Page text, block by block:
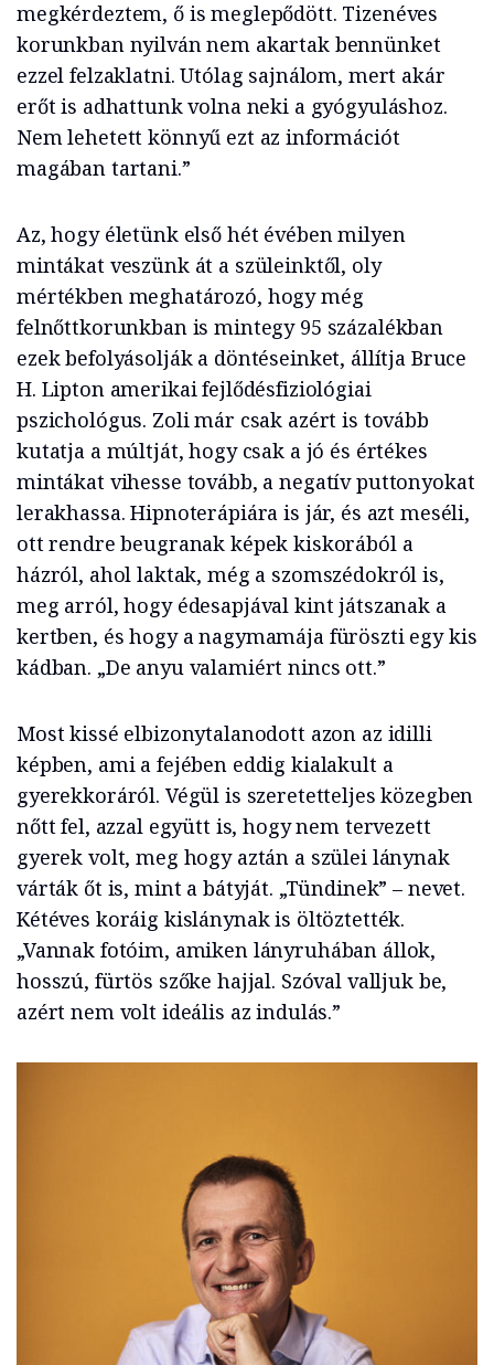
megkérdeztem, ő is meglepődött. Tizenéves
korunkban nyilván nem akartak bennünket
ezzel felzaklatni. Utólag sajnálom, mert akár
erőt is adhattunk volna neki a gyógyuláshoz.
Nem lehetett könnyű ezt az információt
magában tartani.”
Az, hogy életünk első hét évében milyen
mintákat veszünk át a szüleinktől, oly
mértékben meghatározó, hogy még
felnőttkorunkban is mintegy 95 százalékban
ezek befolyásolják a döntéseinket, állítja Bruce
H. Lipton amerikai fejlődésfiziológiai
pszichológus. Zoli már csak azért is tovább
kutatja a múltját, hogy csak a jó és értékes
mintákat vihesse tovább, a negatív puttonyokat
lerakhassa. Hipnoterápiára is jár, és azt meséli,
ott rendre beugranak képek kiskorából a
házról, ahol laktak, még a szomszédokról is,
meg arról, hogy édesapjával kint játszanak a
kertben, és hogy a nagymamája füröszti egy kis
kádban. „De anyu valamiért nincs ott.”
Most kissé elbizonytalanodott azon az idilli
képben, ami a fejében eddig kialakult a
gyerekkoráról. Végül is szeretetteljes közegben
nőtt fel, azzal együtt is, hogy nem tervezett
gyerek volt, meg hogy aztán a szülei lánynak
várták őt is, mint a bátyját. „Tündinek” – nevet.
Kétéves koráig kislánynak is öltöztették.
„Vannak fotóim, amiken lányruhában állok,
hosszú, fürtös szőke hajjal. Szóval valljuk be,
azért nem volt ideális az indulás.”